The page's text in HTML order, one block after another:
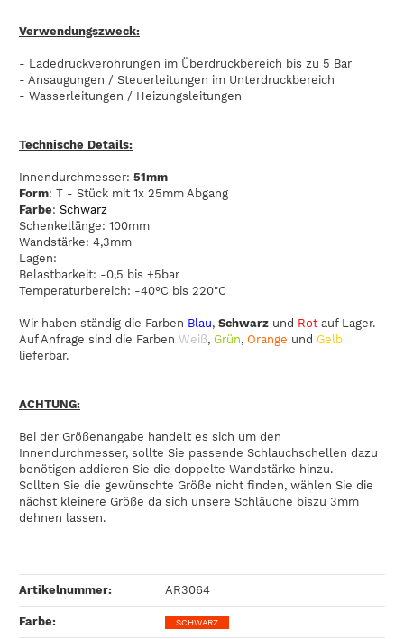
Verwendungszweck:
- Ladedruckverohrungen im Überdruckbereich bis zu 5 Bar
- Ansaugungen / Steuerleitungen im Unterdruckbereich
- Wasserleitungen / Heizungsleitungen
Technische Details:
Innendurchmesser: 51mm
Form: T - Stück mit 1x 25mm Abgang
Farbe: Schwarz
Schenkellänge: 100mm
Wandstärke: 4,3mm
Lagen:
Belastbarkeit: -0,5 bis +5bar
Temperaturbereich: -40°C bis 220"C
Wir haben ständig die Farben Blau, Schwarz und Rot auf Lager.
Auf Anfrage sind die Farben Weiß, Grün, Orange und Gelb
lieferbar.
ACHTUNG:
Bei der Größenangabe handelt es sich um den
Innendurchmesser, sollte Sie passende Schlauchschellen dazu
benötigen addieren Sie die doppelte Wandstärke hinzu.
Sollten Sie die gewünschte Größe nicht finden, wählen Sie die
nächst kleinere Größe da sich unsere Schläuche biszu 3mm
dehnen lassen.
Artikelnummer: AR3064
Farbe‍: SCHWARZ